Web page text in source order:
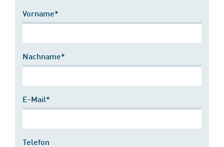
Vorname*
Nachname*
E-Mail*
Telefon